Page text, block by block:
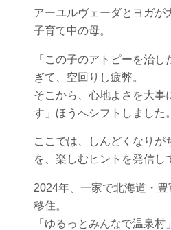
アーユルヴェーダとヨガが
子育て中の母。
「この子のアトピーを治
ぎて、空回りし疲弊。
そこから、心地よさを大事
す」ほうへシフトしました。
ここでは、しんどくなりが
を、楽しむヒントを発信し
2024年、一家で北海道・
移住。
「ゆるっとみんなで温泉村